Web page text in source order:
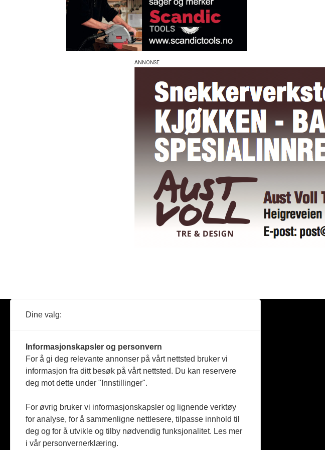
Reportasje
Produkter
Jobbmarked
Dine valg:
Informasjonskapsler og personvern
For å gi deg relevante annonser på vårt nettsted bruker vi
informasjon fra ditt besøk på vårt nettsted. Du kan reservere
deg mot dette under "Innstillinger".
For øvrig bruker vi informasjonskapsler og lignende verktøy
for analyse, for å sammenligne nettlesere, tilpasse innhold til
deg og for å utvikle og tilby nødvendig funksjonalitet. Les mer
i vår personvernerklæring.